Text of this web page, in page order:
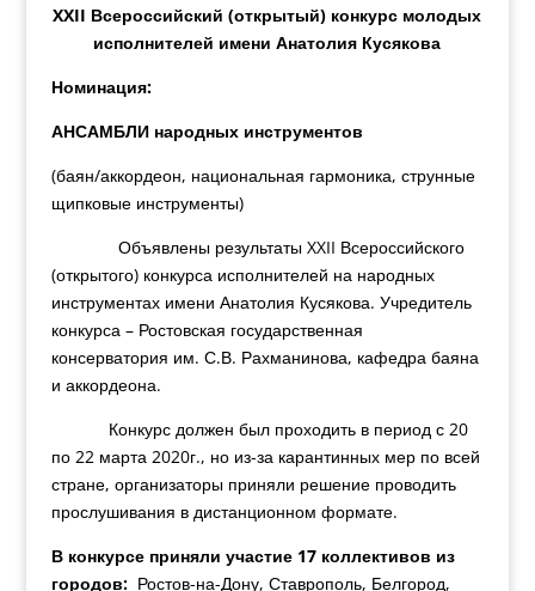
XXII Всероссийский (открытый) конкурс молодых
исполнителей имени Анатолия Кусякова
Номинация:
АНСАМБЛИ народных инструментов
(баян/аккордеон, национальная гармоника, струнные
щипковые инструменты)
Объявлены результаты XXII Всероссийского
(открытого) конкурса исполнителей на народных
инструментах имени Анатолия Кусякова. Учредитель
конкурса – Ростовская государственная
консерватория им. С.В. Рахманинова, кафедра баяна
и аккордеона.
Конкурс должен был проходить в период с 20
по 22 марта 2020г., но из-за карантинных мер по всей
стране, организаторы приняли решение проводить
прослушивания в дистанционном формате.
В конкурсе приняли участие 17 коллективов из
городов: Ростов-на-Дону, Ставрополь, Белгород,